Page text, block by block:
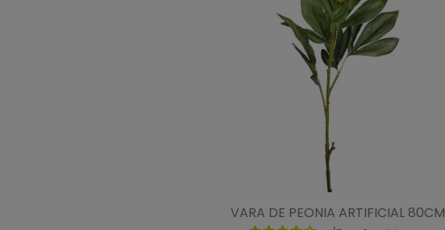
VARA DE PEONIA ARTIFICIAL 80CM